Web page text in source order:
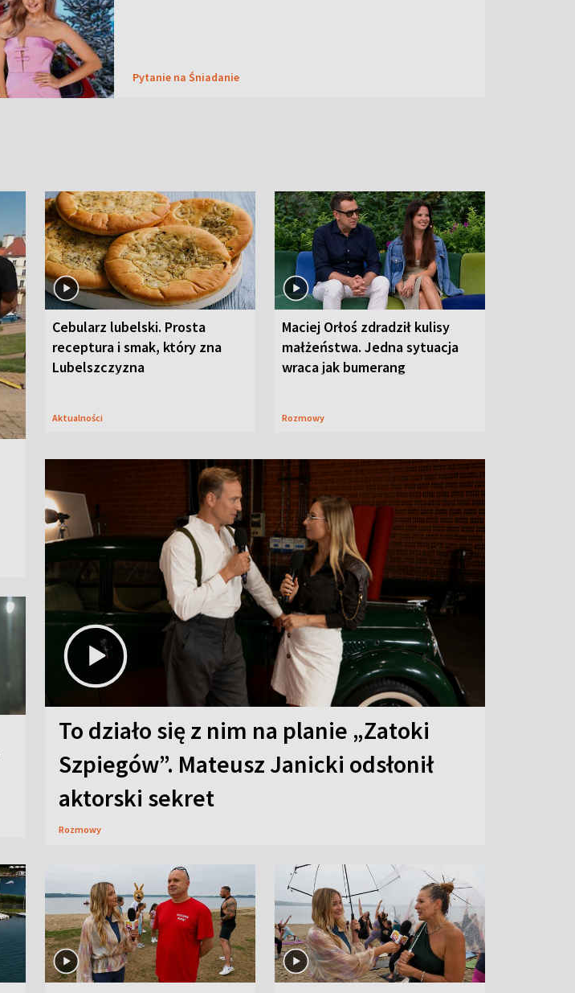
Pytanie na Śniadanie
Cebularz lubelski. Prosta
receptura i smak, który zna
Lubelszczyzna
Aktualności
Maciej Orłoś zdradził kulisy
małżeństwa. Jedna sytuacja
wraca jak bumerang
Rozmowy
To działo się z nim na planie „Zatoki
Szpiegów”. Mateusz Janicki odsłonił
aktorski sekret
Rozmowy